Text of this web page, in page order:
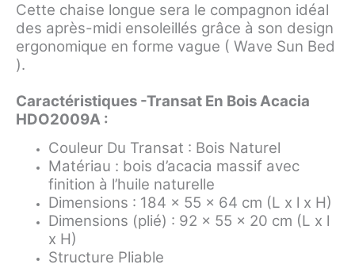
Cette chaise longue sera le compagnon idéal
des après-midi ensoleillés grâce à son design
ergonomique en forme vague ( Wave Sun Bed
).
Caractéristiques -Transat En Bois Acacia
HDO2009A :
Couleur Du Transat : Bois Naturel
Matériau : bois d’acacia massif avec
finition à l’huile naturelle
Dimensions : 184 x 55 x 64 cm (L x l x H)
Dimensions (plié) : 92 x 55 x 20 cm (L x l
x H)
Structure Pliable